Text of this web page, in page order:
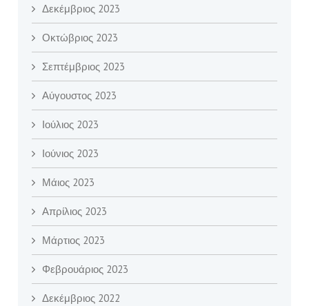
Δεκέμβριος 2023
Οκτώβριος 2023
Σεπτέμβριος 2023
Αύγουστος 2023
Ιούλιος 2023
Ιούνιος 2023
Μάιος 2023
Απρίλιος 2023
Μάρτιος 2023
Φεβρουάριος 2023
Δεκέμβριος 2022